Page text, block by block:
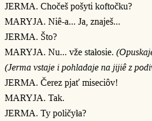
JERMA. Chočeš pošyti koftočku?
MARYJA. Niê-a... Ja, znaješ...
JERMA. Što?
MARYJA. Nu... vže stałosie.
(Jerma vstaje i pohladaje na jijiê z
JERMA. Čerez pjať miseciôv!
MARYJA. Tak.
JERMA. Ty poličyła?